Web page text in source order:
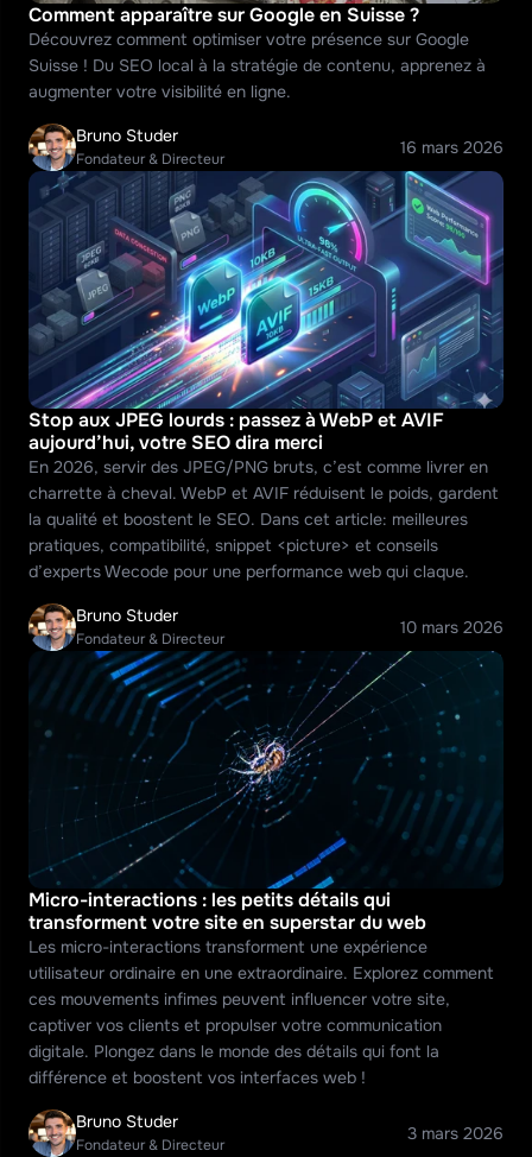
Comment apparaître sur Google en Suisse ?
Découvrez comment optimiser votre présence sur Google
Suisse ! Du SEO local à la stratégie de contenu, apprenez à
augmenter votre visibilité en ligne.
Bruno Studer
Fondateur & Directeur
16 mars 2026
Stop aux JPEG lourds : passez à WebP et AVIF
aujourd’hui, votre SEO dira merci
En 2026, servir des JPEG/PNG bruts, c’est comme livrer en
charrette à cheval. WebP et AVIF réduisent le poids, gardent
la qualité et boostent le SEO. Dans cet article: meilleures
pratiques, compatibilité, snippet <picture> et conseils
d’experts Wecode pour une performance web qui claque.
Bruno Studer
Fondateur & Directeur
10 mars 2026
Micro-interactions : les petits détails qui
transforment votre site en superstar du web
Les micro-interactions transforment une expérience
utilisateur ordinaire en une extraordinaire. Explorez comment
ces mouvements infimes peuvent influencer votre site,
captiver vos clients et propulser votre communication
digitale. Plongez dans le monde des détails qui font la
différence et boostent vos interfaces web !
Bruno Studer
Fondateur & Directeur
3 mars 2026